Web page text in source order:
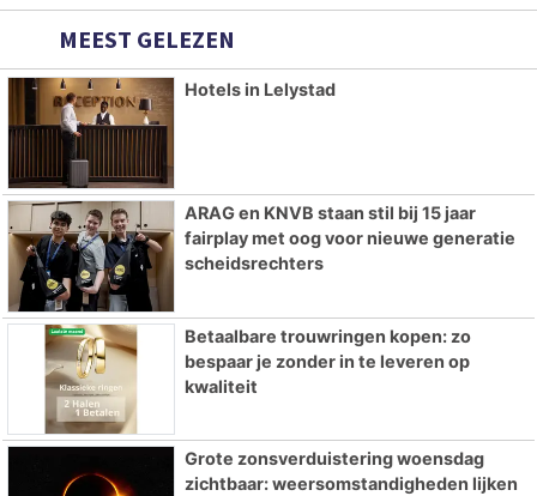
MEEST GELEZEN
Hotels in Lelystad
ARAG en KNVB staan stil bij 15 jaar
fairplay met oog voor nieuwe generatie
scheidsrechters
Betaalbare trouwringen kopen: zo
bespaar je zonder in te leveren op
kwaliteit
Grote zonsverduistering woensdag
zichtbaar: weersomstandigheden lijken